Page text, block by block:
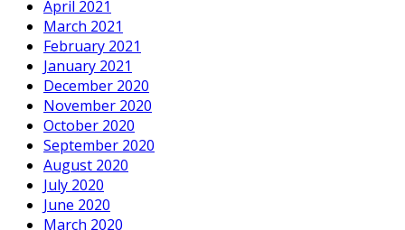
April 2021
March 2021
February 2021
January 2021
December 2020
November 2020
October 2020
September 2020
August 2020
July 2020
June 2020
March 2020